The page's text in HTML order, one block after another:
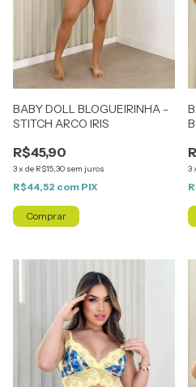
BABY DOLL BLOGUEIRINHA -
STITCH ARCO IRIS
R$45,90
3x de R$15,30 sem juros
R$44,52 com PIX
Comprar
3